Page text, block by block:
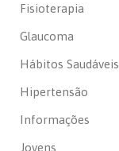
Fisioterapia
Glaucoma
Hábitos Saudáveis
Hipertensão
Informações
Jovens